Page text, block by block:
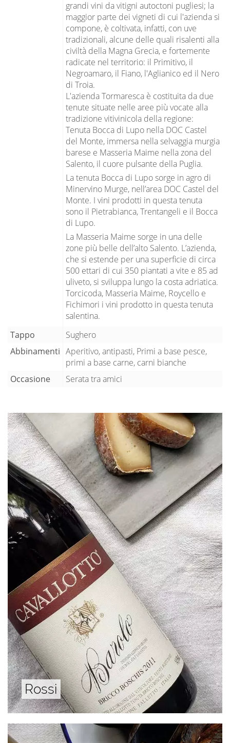
grandi vini da vitigni autoctoni pugliesi; la
maggior parte dei vigneti di cui l'azienda si
compone, è coltivata, infatti, con uve
tradizionali, alcune delle quali risalenti alla
civiltà della Magna Grecia, e fortemente
radicate nel territorio: il Primitivo, il
Negroamaro, il Fiano, l'Aglianico ed il Nero
di Troia.
L'azienda Tormaresca è costituita da due
tenute situate nelle aree più vocate alla
tradizione vitivinicola della regione:
Tenuta Bocca di Lupo nella DOC Castel
del Monte, immersa nella selvaggia murgia
barese e Masseria Maime nella zona del
Salento, il cuore pulsante della Puglia.
La tenuta Bocca di Lupo sorge in agro di
Minervino Murge, nell’area DOC Castel del
Monte. I vini prodotti in questa tenuta
sono il Pietrabianca, Trentangeli e il Bocca
di Lupo.
La Masseria Maime sorge in una delle
zone più belle dell’alto Salento. L’azienda,
che si estende per una superficie di circa
500 ettari di cui 350 piantati a vite e 85 ad
uliveto, si sviluppa lungo la costa adriatica.
Torcicoda, Masseria Maime, Roycello e
Fichimori i vini prodotto in questa tenuta
salentina.
Tappo
Sughero
Abbinamenti Aperitivo, antipasti, Primi a base pesce,
primi a base carne, carni bianche
Occasione
Serata tra amici
Rossi